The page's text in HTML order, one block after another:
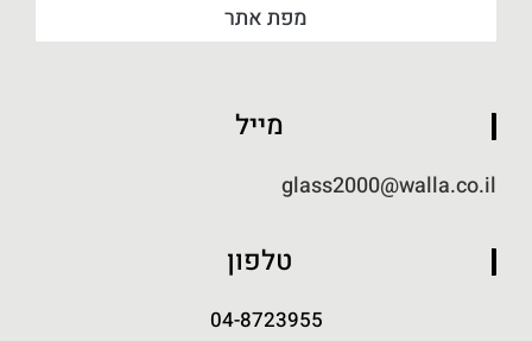
מפת אתר
מייל
glass2000@walla.co.il
טלפון
04-8723955